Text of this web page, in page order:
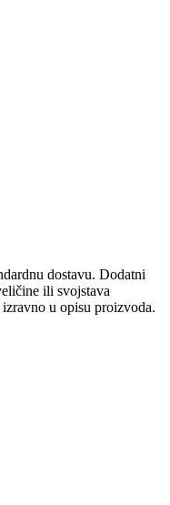
​​dostavu. Dodatni
ili svojstava
u opisu proizvoda.